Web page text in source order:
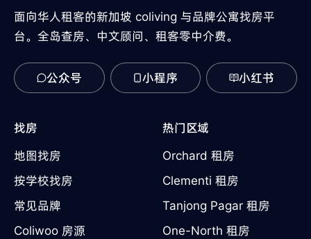
面向华人租客的新加坡 coliving 与品牌公寓找房平
台。全岛查房、中文顾问、租客零中介费。
公众号 小程序 小红书
找房
地图找房
按学校找房
常见品牌
Coliwoo 房源
热门区域
Orchard 租房
Clementi 租房
Tanjong Pagar 租房
One-North 租房